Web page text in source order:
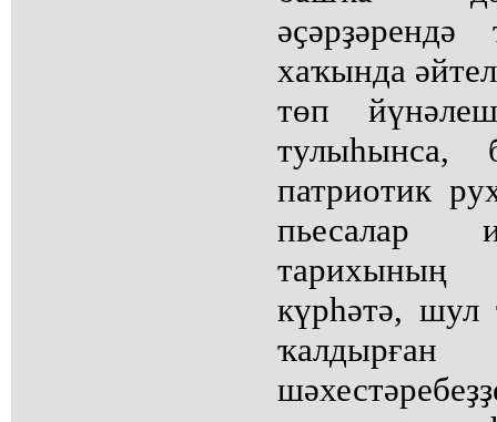
хаҡында
төп
тулыһынса,
патриотик
пьесалар
күрһәтә, шул